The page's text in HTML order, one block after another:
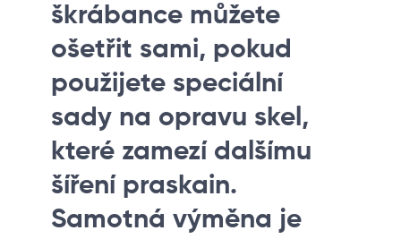
škrábance můžete
ošetřit sami, pokud
použijete speciální
sady na opravu skel,
které zamezí dalšímu
šíření praskain.
Samotná výměna je